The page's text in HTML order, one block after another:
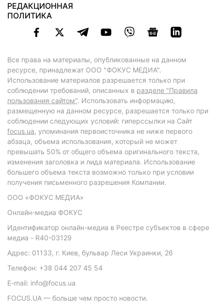
РЕДАКЦИОННАЯ
ПОЛИТИКА
Все права на материалы, опубликованные на данном
ресурсе, принадлежат ООО "ФОКУС МЕДИА".
Использование материалов разрешается только при
соблюдении требований, описанных в разделе "Правила
пользования сайтом". Использовать информацию,
размещенную на данном ресурсе, разрешается только при
соблюдении следующих условий: гиперссылки на Сайт
focus.ua, упоминания первоисточника не ниже первого
абзаца, объема использования, который не может
превышать 50% от общего объема оригинального текста,
изменения заголовка и лида материала. Использование
большего объема текста возможно только при условии
получения письменного разрешения Компании.
ООО «ФОКУС МЕДИА»
Онлайн-медиа ФОКУС
Идентификатор онлайн-медиа в Реестре субъектов в сфере
медиа - R40-03129
Адрес: 01133, г. Киев, бульвар Леси Украинки, 26
Телефон: +38 044 207 45 54
E-mail: info@focus.ua
FOCUS.UA — больше чем просто новости.